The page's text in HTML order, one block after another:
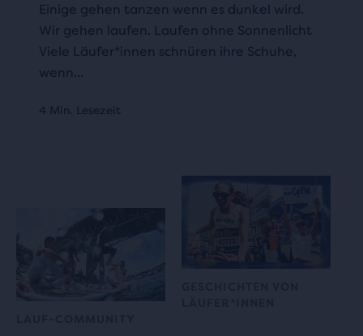
Einige gehen tanzen wenn es dunkel wird.
Wir gehen laufen. Laufen ohne Sonnenlicht
Viele Läufer*innen schnüren ihre Schuhe,
wenn...
4 Min. Lesezeit